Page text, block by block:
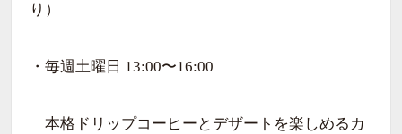
り）
・毎週土曜日 13:00〜16:00
本格ドリップコーヒーとデザートを楽しめるカ